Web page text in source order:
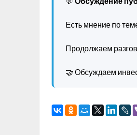
Есть мнение по
Продолжаем
🤝 Обсуждаем